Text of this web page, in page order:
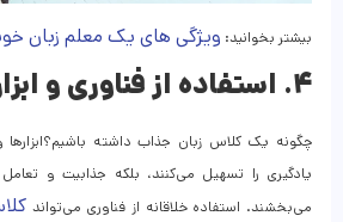
بیشتر بخوانید: ویژگی های یک معلم زبان
۴. استفاده از فناوری و ابزارهای نوین
چگونه یک کلاس زبان جذاب داشته باشیم؟ابزارها
یادگیری را تسهیل می‌کنند، بلکه جذابیت و
می‌بخشند. استفاده خلاقانه از فناوری می‌تواند